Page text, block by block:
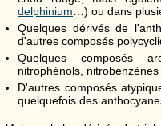
delphinium …) ou dans
Quelques dérivés de
d'autres composés
Quelques composés
nitrophénols, nitrobenzènes
D'autres composés
quelquefois des